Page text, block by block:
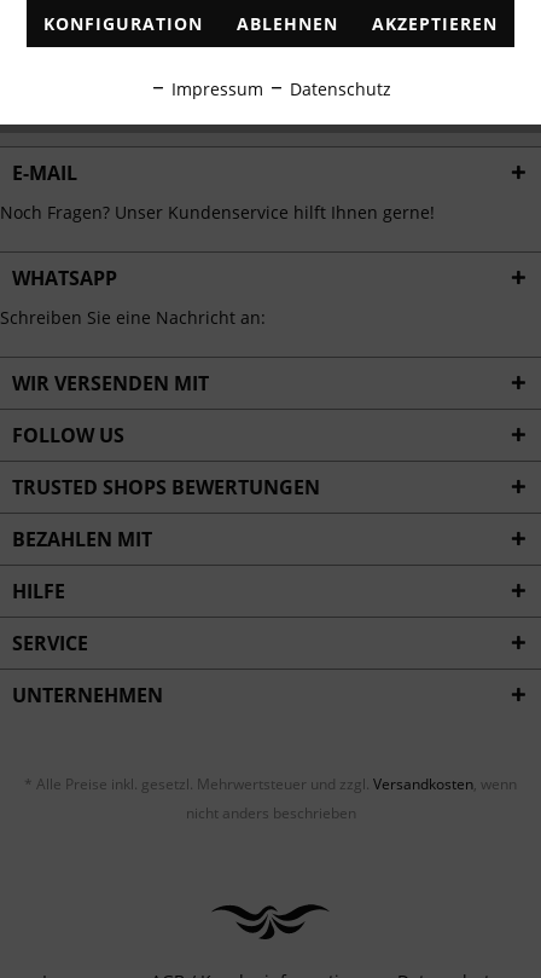
E-MAIL
Noch Fragen? Unser Kundenservice hilft Ihnen gerne!
WHATSAPP
Schreiben Sie eine Nachricht an:
WIR VERSENDEN MIT
FOLLOW US
TRUSTED SHOPS BEWERTUNGEN
BEZAHLEN MIT
HILFE
SERVICE
UNTERNEHMEN
* Alle Preise inkl. gesetzl. Mehrwertsteuer und zzgl. Versandkosten, wenn
nicht anders beschrieben
Tracking Inaktiv
Personalisierung Inaktiv
Service
KONFIGURATION ABLEHNEN AKZEPTIEREN
Impressum Datenschutz